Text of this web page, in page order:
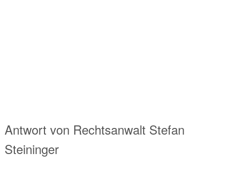
Antwort von Rechtsanwalt Stefan
Steininger